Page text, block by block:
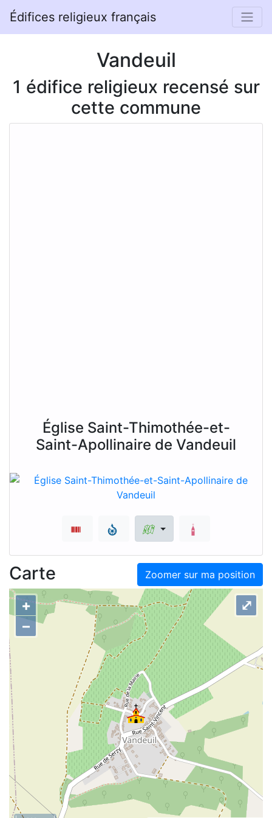
Édifices religieux français
Vandeuil
1 édifice religieux recensé sur
cette commune
Église Saint-Thimothée-et-
Saint-Apollinaire de Vandeuil
Zoomer sur ma position
Carte
+
–
⤢